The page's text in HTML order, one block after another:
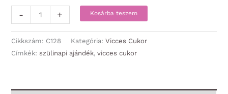
-
Cukor
-
Nem
+ Kosárba teszem
Cikkszám: C128 Kategória:Vicces Cukor
Címkék:szülinapi ajándék,vicces cukor